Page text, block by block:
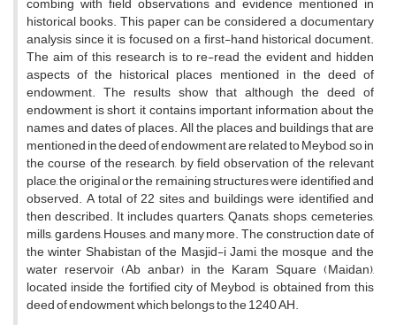
historical books. This paper can be considered a documentary
analysis since it is focused on a first-hand historical document.
The aim of this research is to re-read the evident and hidden
aspects of the historical places mentioned in the deed of
endowment. The results show that although the deed of
endowment is short, it contains important information about the
names and dates of places. All the places and buildings that are
mentioned in the deed of endowment are related to Meybod, so in
the course of the research, by field observation of the relevant
place, the original or the remaining structures were identified and
observed. A total of 22 sites and buildings were identified and
then described. It includes quarters, Qanats, shops, cemeteries,
mills, gardens, Houses, and many more. The construction date of
the winter Shabistan of the Masjid-i Jami, the mosque and the
water reservoir (Ab anbar) in the Karam Square (Maidan),
located inside the fortified city of Meybod, is obtained from this
deed of endowment, which belongs to the 1240 AH.